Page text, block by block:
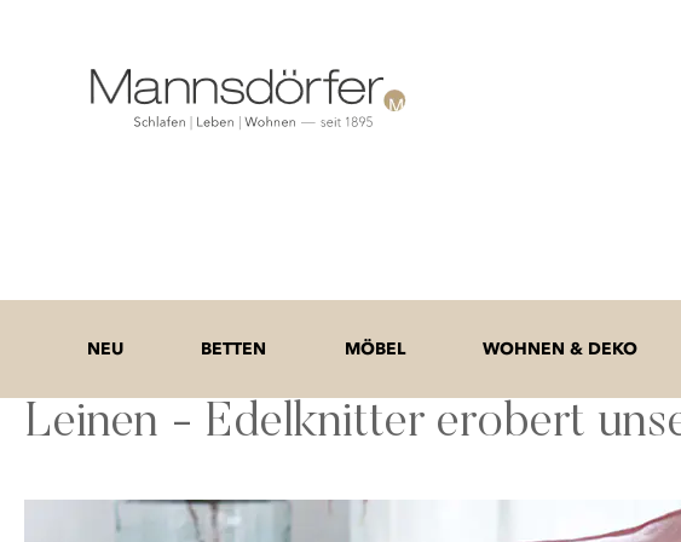
NEU BETTEN MÖBEL WOHNEN & DEKO
Leinen - Edelknitter erobert